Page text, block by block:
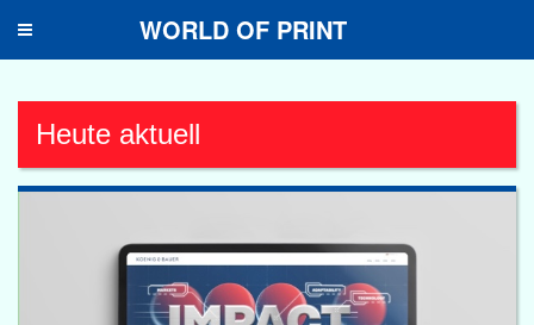
Toggle
WORLD OF PRINT
Heute aktuell